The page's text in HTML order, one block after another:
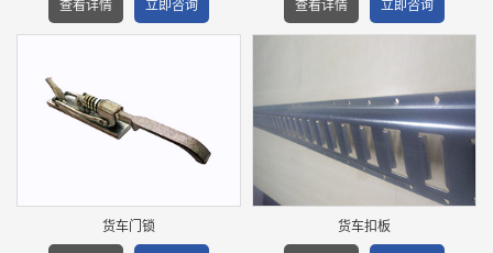
查看详情 立即咨询 查看详情 立即咨询
货车门锁 货车扣板